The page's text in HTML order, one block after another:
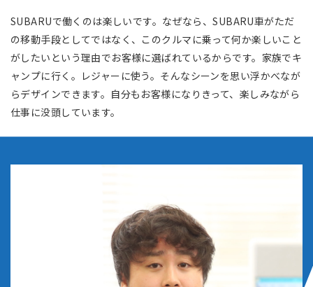
SUBARUで働くのは楽しいです。なぜなら、SUBARU車がただ
の移動手段としてではなく、このクルマに乗って何か楽しいこと
がしたいという理由でお客様に選ばれているからです。家族でキ
ャンプに行く。レジャーに使う。そんなシーンを思い浮かべなが
らデザインできます。自分もお客様になりきって、楽しみながら
仕事に没頭しています。